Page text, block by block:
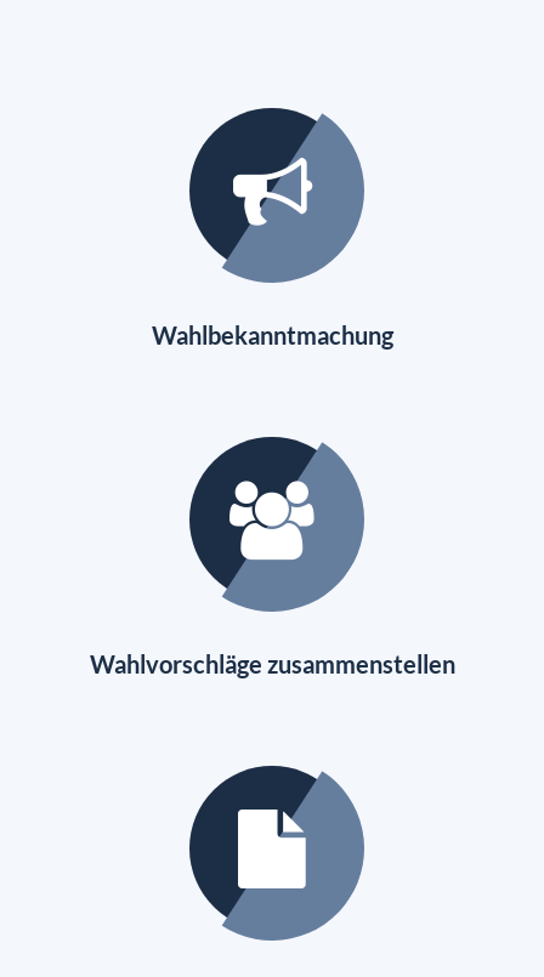
Wahlbekanntmachung
Wahlvorschläge zusammenstellen